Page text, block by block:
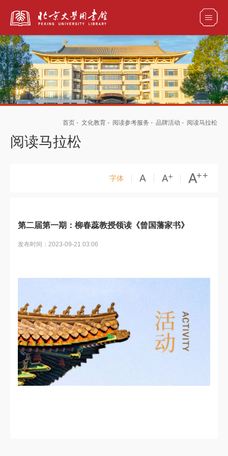
全部资源
首页 - 文化教育 - 阅读参考服务 - 品牌活动 - 阅读马拉松
阅读马拉松
字体
第二届第一期：柳春蕊教授领读《曾国藩家书》
发布时间：2023-09-21 03:06